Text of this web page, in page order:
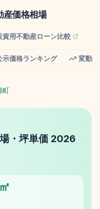
産価格相場
資用不動産ローン比較
示価格ランキング 変動
町
・坪単価 2026